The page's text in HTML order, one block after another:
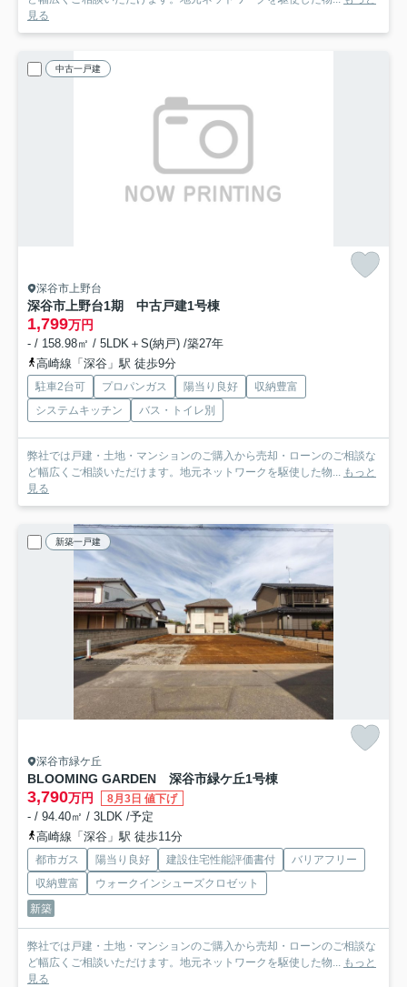
見る
中古一戸建
深谷市上野台
深谷市上野台1期 中古戸建1号棟
1,799万円
- / 158.98㎡ / 5LDK＋S(納戸) /築27年
高崎線「深谷」駅 徒歩9分
駐車2台可 プロパンガス 陽当り良好
収納豊富
システムキッチン
バス・トイレ別
弊社では戸建・土地・マンションのご購入から売却・ローンのご相談な
ど幅広くご相談いただけます。地元ネットワークを駆使した物... もっと
見る
新築一戸建
深谷市緑ケ丘
BLOOMING GARDEN 深谷市緑ケ丘1号棟
3,790万円 8月3日 値下げ
- / 94.40㎡ / 3LDK /予定
高崎線「深谷」駅 徒歩11分
都市ガス 陽当り良好 建設住宅性能評価書付
バリアフリー
収納豊富
ウォークインシューズクロゼット
新築
弊社では戸建・土地・マンションのご購入から売却・ローンのご相談な
ど幅広くご相談いただけます。地元ネットワークを駆使した物... もっと
見る